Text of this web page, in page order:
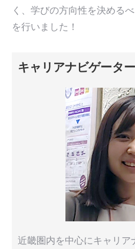
く、学びの方向性を決める
を行いました！
キャリアナビゲータ
近畿圏内を中心にキャリ